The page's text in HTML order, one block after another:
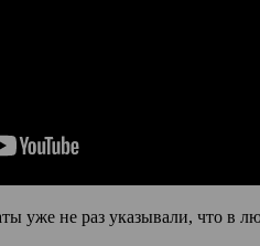
уже не раз указывали, что в